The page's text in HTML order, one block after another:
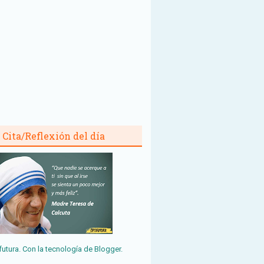
Cita/Reflexión del día
Con la tecnología de Blogger.